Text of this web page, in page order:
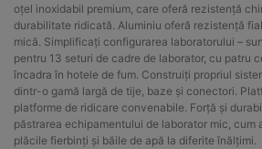
oțel inoxidabil premium, care oferă rezistență
durabilitate ridicată. Aluminiu oferă rezistență
mică. Simplificați configurarea laboratorului –
pentru 13 seturi de cadre de laborator, cu patru
încadra în hotele de fum. Construiți propriul
dintr-o gamă largă de tije, baze și conectori.
platforme de ridicare convenabile. Forță și
păstrarea echipamentului de laborator mic, cum
plăcile fierbinți și băile de apă la diferite înălțimi.